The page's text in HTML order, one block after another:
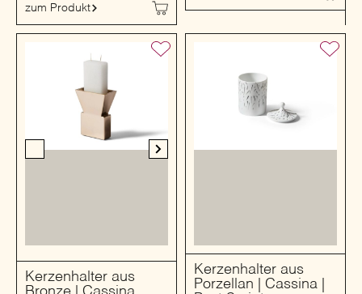
zum Produkt
Kerzenhalter aus
Kerzenhalter aus
Porzellan | Cassina |